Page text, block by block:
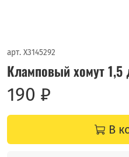
арт. X3145292
Кламповый хомут
190 ₽
В